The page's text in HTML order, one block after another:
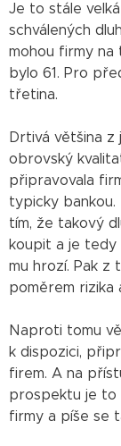
Je to stále
schválených
mohou firmy na
bylo 61. Pro
třetina.
Drtivá většina z
obrovský
připravovala
typicky bankou.
tím, že takový
koupit a je
mu hrozí. Pak z
poměrem rizika
Naproti tomu
k dispozici,
firem. A na
prospektu je to
firmy a píše se